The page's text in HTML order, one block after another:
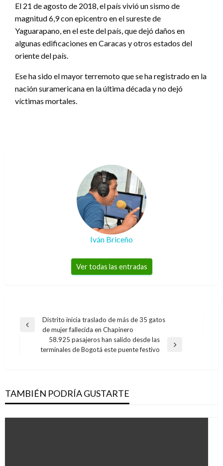
El 21 de agosto de 2018, el país vivió un sismo de
magnitud 6,9 con epicentro en el sureste de
Yaguarapano, en el este del país, que dejó daños en
algunas edificaciones en Caracas y otros estados del
oriente del país.
Ese ha sido el mayor terremoto que se ha registrado en la
nación suramericana en la última década y no dejó
víctimas mortales.
Iván Briceño
Ver todas las entradas
Navegación
entradas
Entrada
Distrito inicia traslado de más de 35 gatos
de mujer fallecida en Chapinero
Entrada
58.925 pasajeros han salido desde las
terminales de Bogotá este puente festivo
TAMBIÉN PODRÍA GUSTARTE